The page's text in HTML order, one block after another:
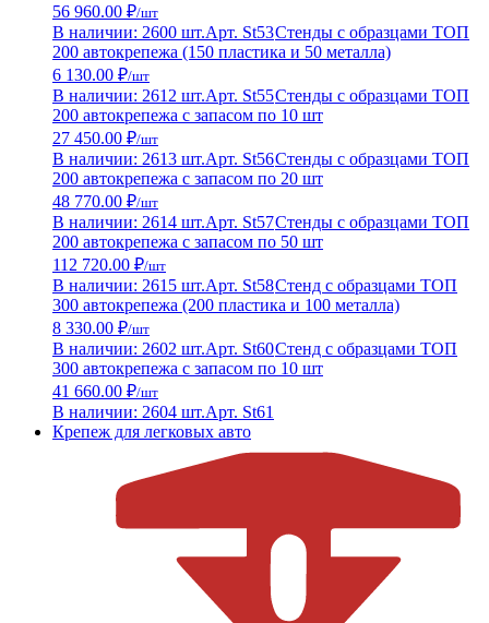
56 960.00 ₽/шт
В наличии: 2600 шт.Арт. St53Стенды с образцами ТОП
200 автокрепежа (150 пластика и 50 металла)
6 130.00 ₽/шт
В наличии: 2612 шт.Арт. St55Стенды с образцами ТОП
200 автокрепежа с запасом по 10 шт
27 450.00 ₽/шт
В наличии: 2613 шт.Арт. St56Стенды с образцами ТОП
200 автокрепежа с запасом по 20 шт
48 770.00 ₽/шт
В наличии: 2614 шт.Арт. St57Стенды с образцами ТОП
200 автокрепежа с запасом по 50 шт
112 720.00 ₽/шт
В наличии: 2615 шт.Арт. St58Стенд с образцами ТОП
300 автокрепежа (200 пластика и 100 металла)
8 330.00 ₽/шт
В наличии: 2602 шт.Арт. St60Стенд с образцами ТОП
300 автокрепежа с запасом по 10 шт
41 660.00 ₽/шт
В наличии: 2604 шт.Арт. St61
Крепеж для легковых авто